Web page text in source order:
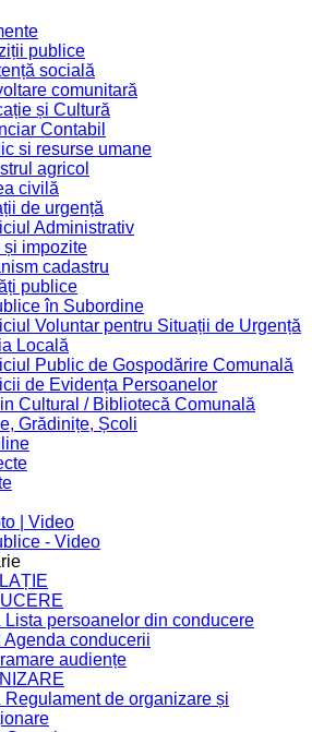
publice
socială
comunitară
și Cultură
Contabil
si resurse umane
agricol
civilă
de urgență
Administrativ
și impozite
cadastru
publice
în Subordine
Voluntar pentru Situații de Urgență
Locală
Public de Gospodărire Comunală
de Evidența Persoanelor
Cultural / Bibliotecă Comunală
Grădinițe, Școli
| Video
- Video
Lista persoanelor din conducere
Agenda conducerii
audiențe
Regulament de organizare și